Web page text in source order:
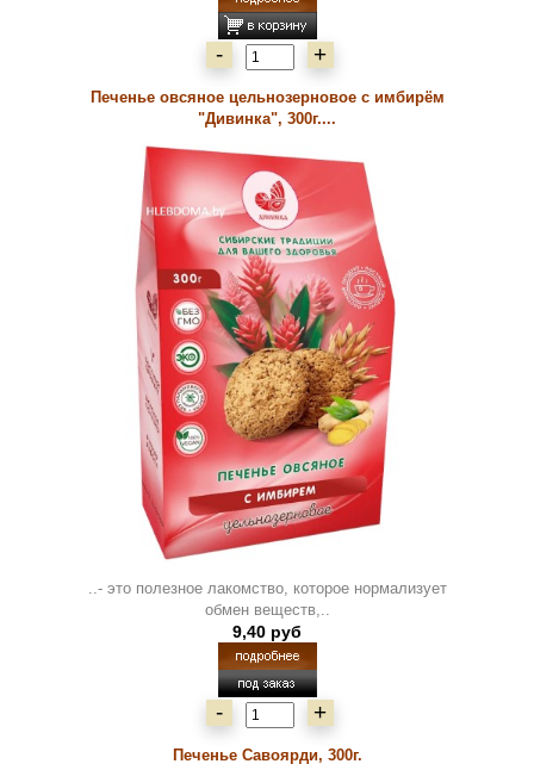
- +
Печенье овсяное цельнозерновое с имбирём
"Дивинка", 300г....
..- это полезное лакомство, которое нормализует
обмен веществ,..
9,40 руб
- +
Печенье Савоярди, 300г.